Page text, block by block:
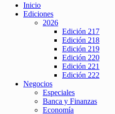
Inicio
Ediciones
2026
Edición 217
Edición 218
Edición 219
Edición 220
Edición 221
Edición 222
Negocios
Especiales
Banca y Finanzas
Economía